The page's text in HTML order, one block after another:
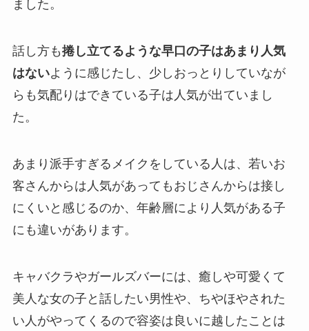
ました。
話し方も捲し立てるような早口の子はあまり人気
はないように感じたし、少しおっとりしていなが
らも気配りはできている子は人気が出ていまし
た。
あまり派手すぎるメイクをしている人は、若いお
客さんからは人気があってもおじさんからは接し
にくいと感じるのか、年齢層により人気がある子
にも違いがあります。
キャバクラやガールズバーには、癒しや可愛くて
美人な女の子と話したい男性や、ちやほやされた
い人がやってくるので容姿は良いに越したことは